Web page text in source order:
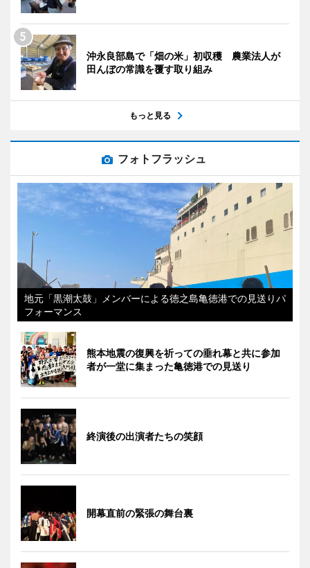
沖永良部島で「畑の米」初収穫 農業法人が
田んぼの常識を覆す取り組み
もっと見る
フォトフラッシュ
地元「黒潮太鼓」メンバーによる徳之島亀徳港での見送りパ
フォーマンス
熊本地震の復興を祈っての垂れ幕と共に参加
者が一堂に集まった亀徳港での見送り
終演後の出演者たちの笑顔
開幕直前の緊張の舞台裏